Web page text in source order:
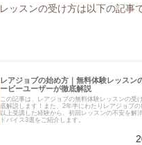
ッスンの受け方は以下の記事
レアジョブの始め方｜無料体験レッスン
ービーユーザーが徹底解説
この記事は、レアジョブの無料体験レッスンの受
底解説します！また、2年半にわたりレアジョブの
以上受講した経験から、初回レッスンの不安を解
ドバイス3選をご紹介します。